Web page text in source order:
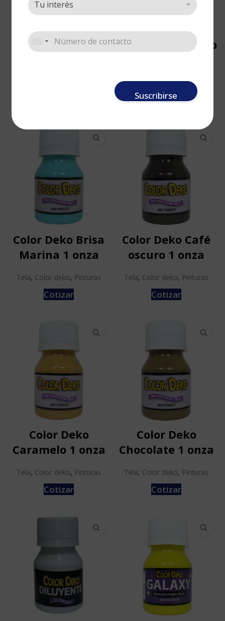
Suscribirse
Color Deko Azul
Color Deko Blanco
Tela,Color deko,Pinturas
Cotizar
Color Deko Brisa
Marina 1 onza
Tela, Color deko, Pinturas
Cotizar
Color Deko Café
oscuro 1 onza
Tela, Color deko, Pinturas
Cotizar
Color Deko
Caramelo 1 onza
Tela, Color deko, Pinturas
Cotizar
Color Deko
Chocolate 1 onza
Tela, Color deko, Pinturas
Cotizar